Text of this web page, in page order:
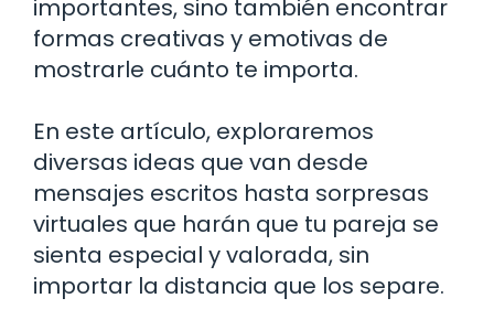
importantes, sino también encontrar
formas creativas y emotivas de
mostrarle cuánto te importa.
En este artículo, exploraremos
diversas ideas que van desde
mensajes escritos hasta sorpresas
virtuales que harán que tu pareja se
sienta especial y valorada, sin
importar la distancia que los separe.